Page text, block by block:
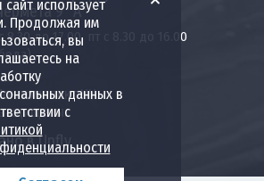
сайт использует
Продолжая им
вы
на
данных в
с
9 "А"
с 8.30 до 17.00, пт с 8.30 до 16.00
НН.
в Upfly